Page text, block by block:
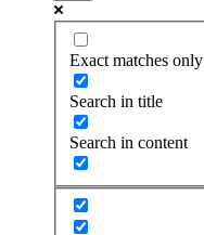
Exact matches only
Search in title
Search in content